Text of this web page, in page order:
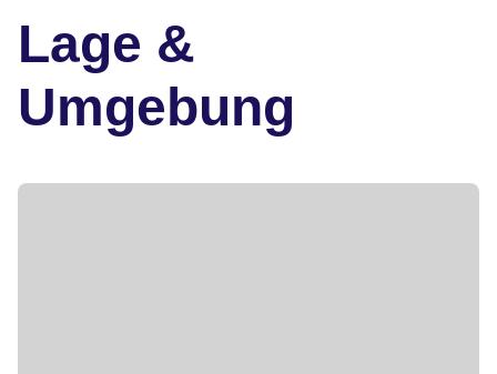
Lage &
Umgebung